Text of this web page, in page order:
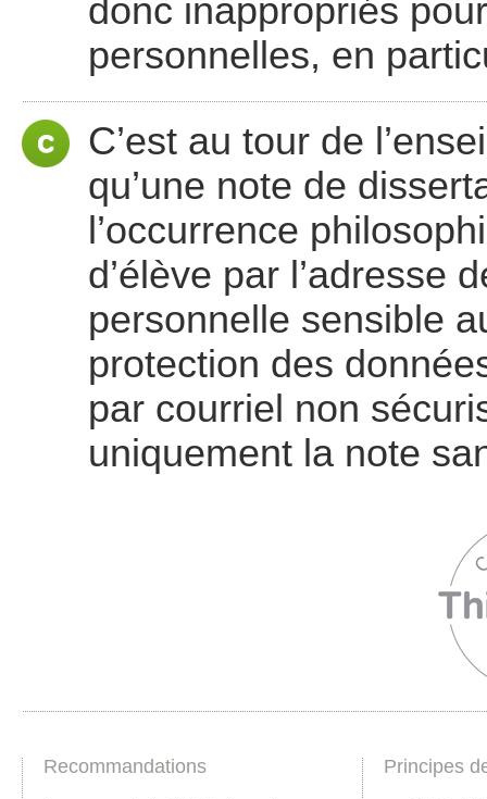
donc inappropriés
personnelles, en
C’est au tour de
qu’une note de
l’occurrence
d’élève par l’adresse
personnelle sensible
protection des
par courriel non
uniquement la note
Recommandations Principes